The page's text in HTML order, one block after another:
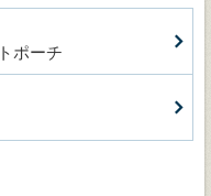
ポーチ